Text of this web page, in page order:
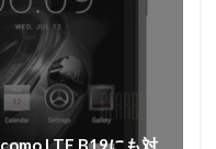
LTE B19にも対